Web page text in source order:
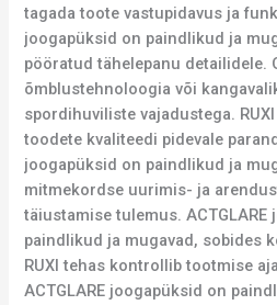
tagada toote vastupidavus ja
joogapüksid on paindlikud ja
pööratud tähelepanu detailidele.
õmblustehnoloogia või
spordihuviliste vajadustega.
toodete kvaliteedi pidevale
joogapüksid on paindlikud ja
mitmekordse uurimis- ja
täiustamise tulemus. ACTGLARE
paindlikud ja mugavad, sobides
RUXI tehas kontrollib tootmise
ACTGLARE joogapüksid on